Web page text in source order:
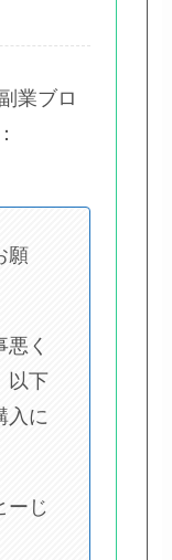
業ブロ
願
く
以下
入に
ーじ